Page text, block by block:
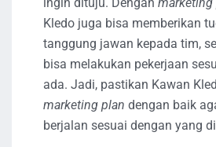
Kledo juga bisa memberikan
tanggung jawan kepada tim,
bisa melakukan pekerjaan
ada. Jadi, pastikan Kawan
marketing plan dengan baik
berjalan sesuai dengan yang